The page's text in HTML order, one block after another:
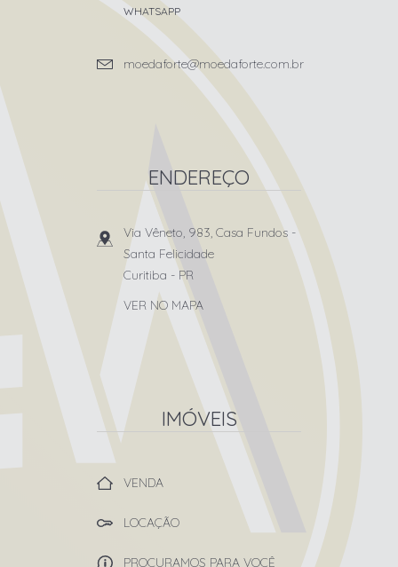
WHATSAPP
moedaforte@moedaforte.com.br
ENDEREÇO
Via Vêneto, 983, Casa Fundos -
Santa Felicidade
Curitiba - PR
VER NO MAPA
IMÓVEIS
VENDA
LOCAÇÃO
PROCURAMOS PARA VOCÊ